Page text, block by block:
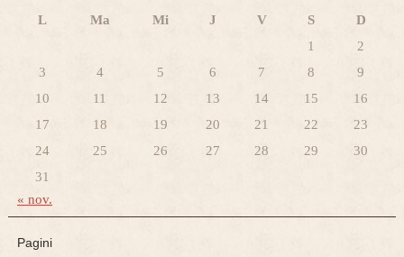
L Ma Mi J V S
D
1
2
3
4 5 6 7 8
9
10
11 12 13 14 15
16
17
18 19 20 21 22
23
24
25 26 27 28 29
30
31
« nov.
Pagini